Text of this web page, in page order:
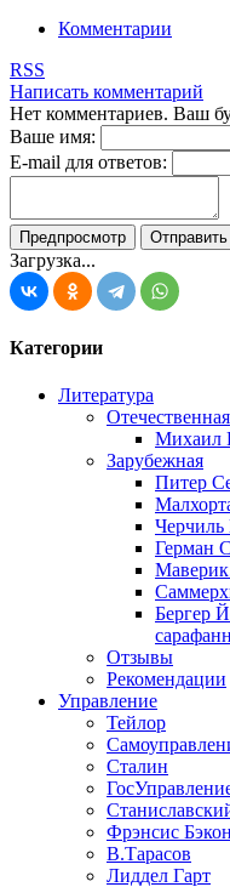
Комментарии
RSS
Написать комментарий
Нет комментариев. Ваш
Ваше имя:
E-mail для ответов:
Загрузка...
Категории
Литература
Отечественная
Михаил
Зарубежная
Питер
Черчиль
Герман
Бергер
Отзывы
Рекомендации
Управление
Тейлор
Сталин
Фрэнсис Бэкон
В.Тарасов
Лиддел Гарт